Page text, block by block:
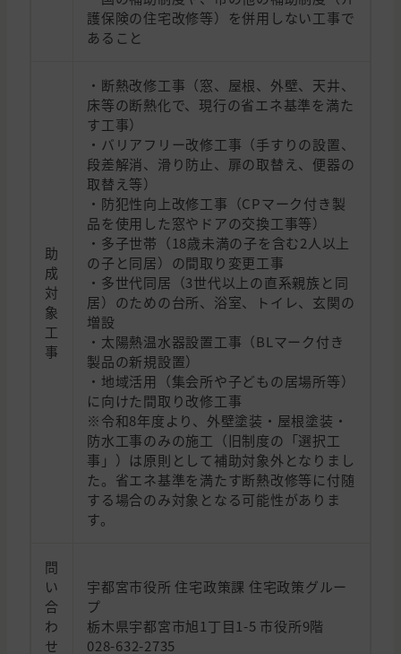
護保険の住宅改修等）を併用しない工事で
あること
助
成
対
象
工
事
・断熱改修工事（窓、屋根、外壁、天井、
床等の断熱化で、現行の省エネ基準を満た
す工事）
・バリアフリー改修工事（手すりの設置、
段差解消、滑り防止、扉の取替え、便器の
取替え等）
・防犯性向上改修工事（CPマーク付き製
品を使用した窓やドアの交換工事等）
・多子世帯（18歳未満の子を含む2人以上
の子と同居）の間取り変更工事
・多世代同居（3世代以上の直系親族と同
居）のための台所、浴室、トイレ、玄関の
増設
・太陽熱温水器設置工事（BLマーク付き
製品の新規設置）
・地域活用（集会所や子どもの居場所等）
に向けた間取り改修工事
※令和8年度より、外壁塗装・屋根塗装・
防水工事のみの施工（旧制度の「選択工
事」）は原則として補助対象外となりまし
た。省エネ基準を満たす断熱改修等に付随
する場合のみ対象となる可能性がありま
す。
問
い
合
わ
せ
宇都宮市役所 住宅政策課 住宅政策グルー
プ
栃木県宇都宮市旭1丁目1-5 市役所9階
028-632-2735